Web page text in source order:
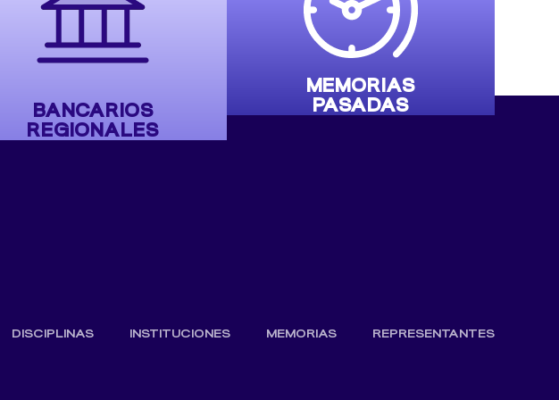
BANCARIOS
REGIONALES
MEMORIAS
PASADAS
DISCIPLINAS INSTITUCIONES MEMORIAS REPRESENTANTES